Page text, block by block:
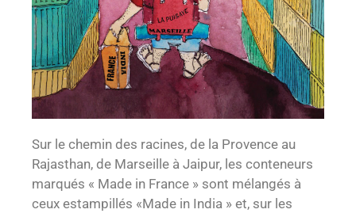
Sur le chemin des racines, de la Provence au
Rajasthan, de Marseille à Jaipur, les conteneurs
marqués « Made in France » sont mélangés à
ceux estampillés «Made in India » et, sur les